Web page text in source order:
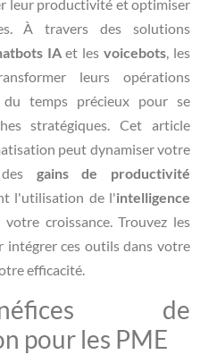
leur productivité et optimiser
À travers des solutions
IAet lesvoicebots, les
leurs opérations
temps précieux pour se
stratégiques. Cet article
peut dynamiser votre
gains de productivité
l'utilisation de l'intelligence
croissance. Trouvez les
intégrer ces outils dans votre
efficacité.
de
pour les PME